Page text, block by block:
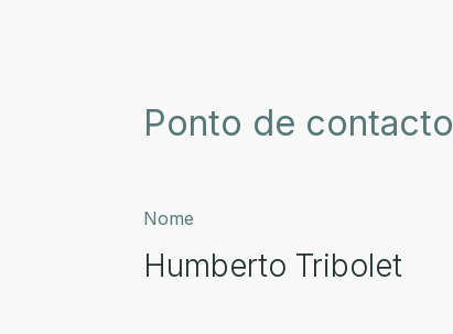
Ponto de contacto
Nome
Humberto Tribolet